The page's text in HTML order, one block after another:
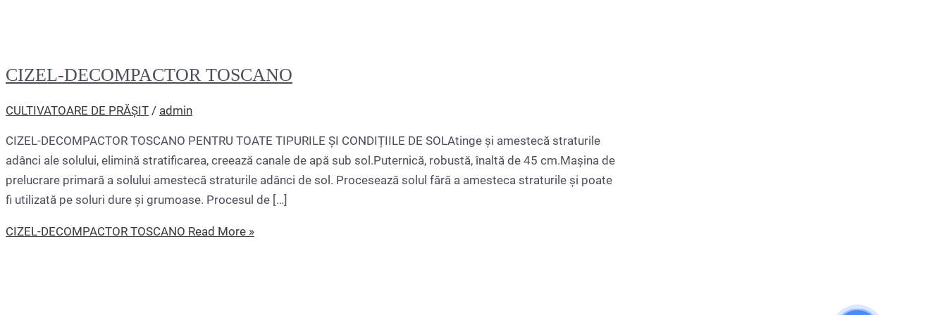
CIZEL-DECOMPACTOR TOSCANO
CULTIVATOARE DE PRĂȘIT / admin
CIZEL-DECOMPACTOR TOSCANO PENTRU TOATE TIPURILE ȘI CONDIȚIILE DE SOLAtinge și amestecă straturile
adânci ale solului, elimină stratificarea, creează canale de apă sub sol.Puternică, robustă, înaltă de 45 cm.Mașina de
prelucrare primară a solului amestecă straturile adânci de sol. Procesează solul fără a amesteca straturile și poate
fi utilizată pe soluri dure și grumoase. Procesul de […]
CIZEL-DECOMPACTOR TOSCANO Read More »